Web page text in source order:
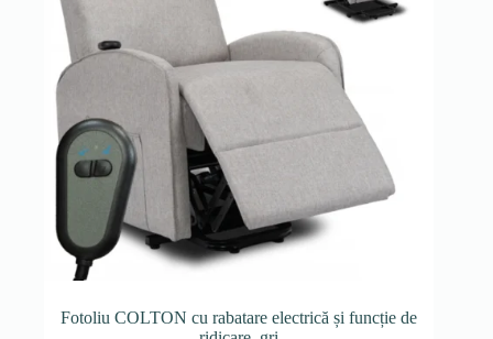
Fotoliu COLTON cu rabatare electrică și funcție de